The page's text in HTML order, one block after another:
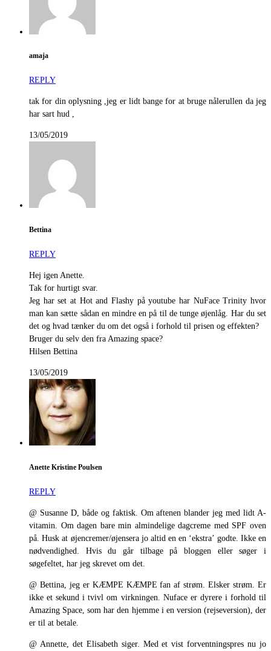
amaja
REPLY
tak for din oplysning ,jeg er lidt bange for at bruge nålerullen da jeg
har sart hud ,
13/05/2019
Bettina
REPLY
Hej igen Anette.
Tak for hurtigt svar.
Jeg har set at Hot and Flashy på youtube har NuFace Trinity hvor
man kan sætte sådan en mindre en på til de tunge øjenlåg. Har du set
det og hvad tænker du om det også i forhold til prisen og effekten?
Bruger du selv den fra Amazing space?
Hilsen Bettina
13/05/2019
Anette Kristine Poulsen
REPLY
@ Susanne D, både og faktisk. Om aftenen blander jeg med lidt A-
vitamin. Om dagen bare min almindelige dagcreme med SPF oven
på. Husk at øjencremer/øjensera jo altid en en ‘ekstra’ godte. Ikke en
nødvendighed. Hvis du går tilbage på bloggen eller søger i
søgefeltet, har jeg skrevet om det.
@ Bettina, jeg er KÆMPE KÆMPE fan af strøm. Elsker strøm. Er
ikke et sekund i tvivl om virkningen. Nuface er dyrere i forhold til
Amazing Space, som har den hjemme i en version (rejseversion), der
er til at betale.
@ Annette, det Elisabeth siger. Med et vist forventningspres nu jo